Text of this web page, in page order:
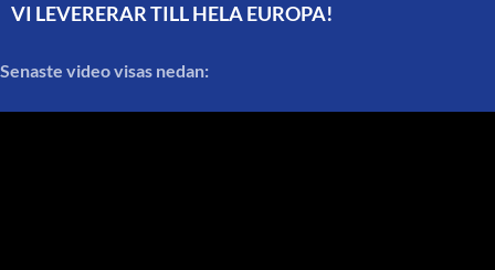
VI LEVERERAR TILL HELA EUROPA!
Senaste video visas nedan: